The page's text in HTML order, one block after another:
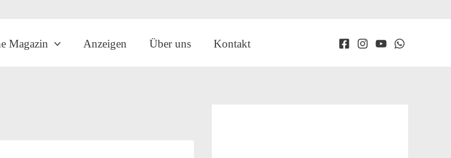
Magazin Anzeigen Über uns Kontakt